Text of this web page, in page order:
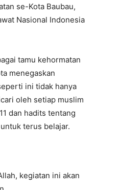
se-Kota Baubau,
Nasional Indonesia
tamu kehormatan
menegaskan
ini tidak hanya
oleh setiap muslim
dan hadits tentang
terus belajar.
kegiatan ini akan